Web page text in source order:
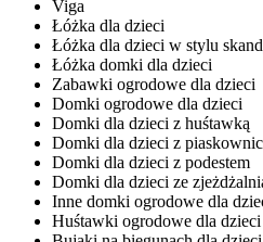
Viga
Łóżka dla dzieci
Łóżka dla dzieci w stylu
Łóżka domki dla dzieci
Zabawki ogrodowe dla dzieci
Domki ogrodowe dla dzieci
Domki dla dzieci z huśtawką
Domki dla dzieci z
Domki dla dzieci z podestem
Domki dla dzieci ze
Inne domki ogrodowe dla
Huśtawki ogrodowe dla dzieci